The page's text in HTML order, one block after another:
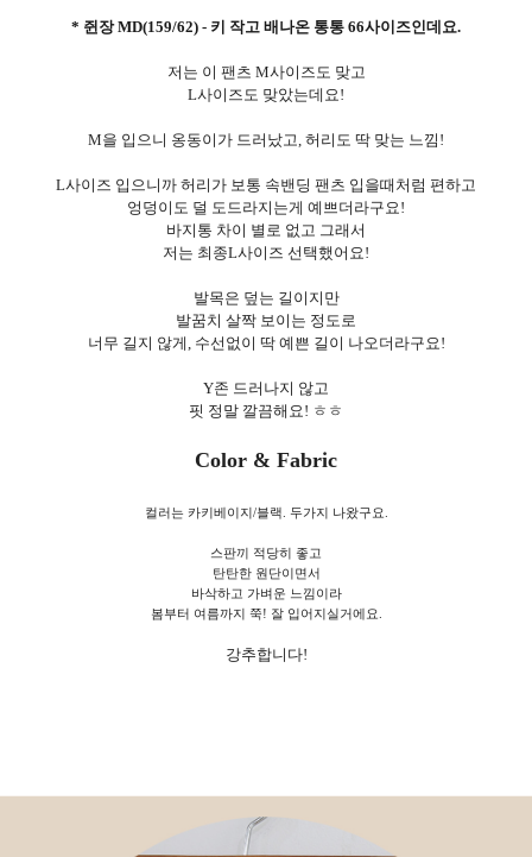
* 쥔장 MD(159/62) - 키 작고 배나온 통통 66사이즈인데요.
저는 이 팬츠 M사이즈도 맞고
L사이즈도 맞았는데요!
M을 입으니 옹동이가 드러났고, 허리도 딱 맞는 느낌!
L사이즈 입으니까 허리가 보통 속밴딩 팬츠 입을때처럼 편하고
엉덩이도 덜 도드라지는게 예쁘더라구요!
바지통 차이 별로 없고 그래서
저는 최종L사이즈 선택했어요!
발목은 덮는 길이지만
발꿈치 살짝 보이는 정도로
너무 길지 않게, 수선없이 딱 예쁜 길이 나오더라구요!
Y존 드러나지 않고
핏 정말 깔끔해요! ㅎㅎ
Color & Fabric
컬러는 카키베이지/블랙. 두가지 나왔구요.
스판끼 적당히 좋고
탄탄한 원단이면서
바삭하고 가벼운 느낌이라
봄부터 여름까지 쭉! 잘 입어지실거에요.
강추합니다!